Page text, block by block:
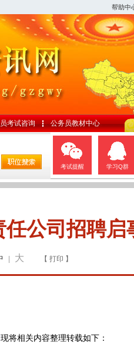
帮助中
考试咨询 公务员教材中心
考试提醒 学习Q群
公司招聘启
大 【 打印 】
现将相关内容整理转载如下：